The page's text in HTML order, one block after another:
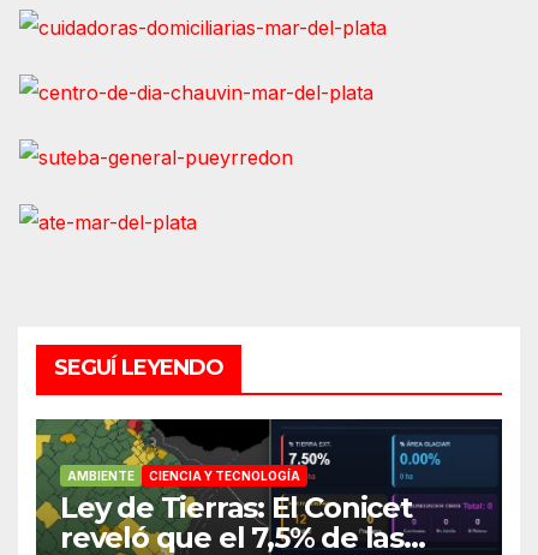
SEGUÍ LEYENDO
AMBIENTE CIENCIA Y TECNOLOGÍA
Ley de Tierras: El Conicet
reveló que el 7,5% de las